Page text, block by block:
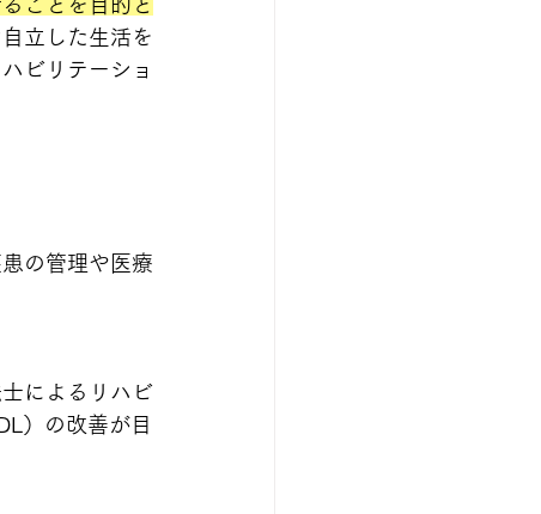
立した生活を
ビリテーショ
の管理や医療
によるリハビ
）の改善が目